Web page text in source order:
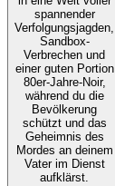
spannender
Verfolgungsjagden,
Sandbox-
Verbrechen und
einer guten Portion
80er-Jahre-Noir,
während du die
Bevölkerung
schützt und das
Geheimnis des
Mordes an deinem
Vater im Dienst
aufklärst.